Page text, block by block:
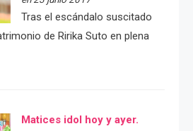
Tras el escándalo suscitado
de Ririka Suto en plena
Matices idol hoy y ayer.